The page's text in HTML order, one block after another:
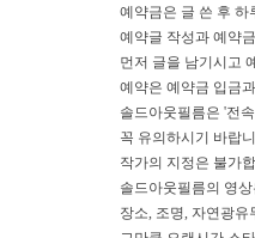
예약금은 글 쓴 후 하
예약글 작성과 예약
먼저 글을 남기시고
예약은 예약금 입금
솔드아웃필름은 '전
꼭 유의하시기 바랍
작가의 지정은 불가
솔드아웃필름의 영
장소, 조명, 자연광